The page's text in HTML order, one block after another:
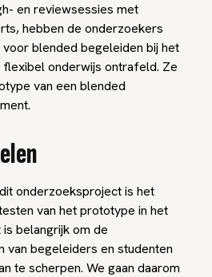
en reviewsessies met
hebben de onderzoekers
blended begeleiden bij het
flexibel onderwijs ontrafeld. Ze
van een blended
onderzoeksproject is het
van het prototype in het
belangrijk om de
van begeleiders en studenten
te scherpen. We gaan daarom